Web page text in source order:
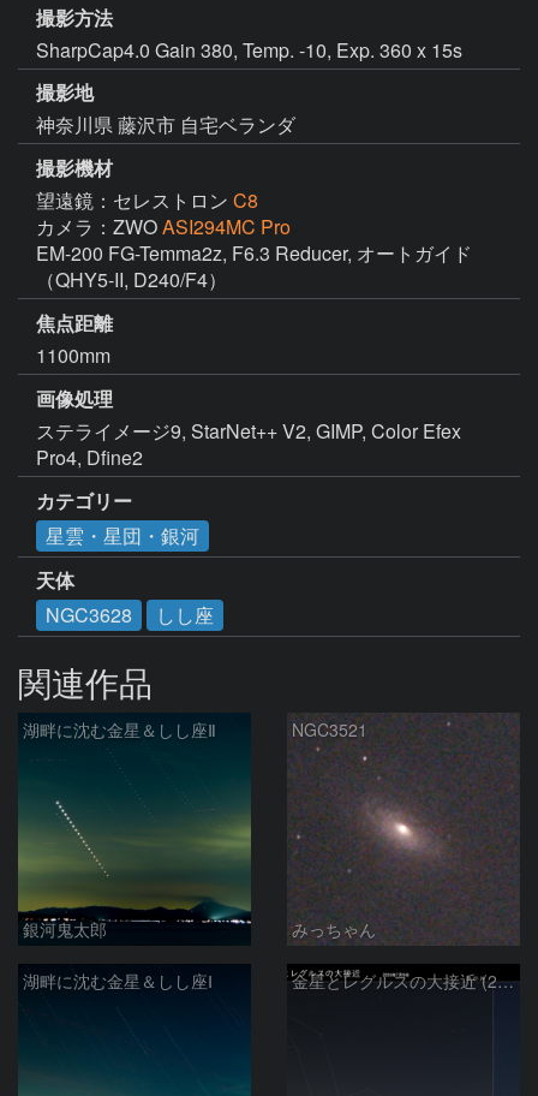
撮影方法
SharpCap4.0 Gain 380, Temp. -10, Exp. 360 x 15s
撮影地
神奈川県 藤沢市 自宅ベランダ
撮影機材
望遠鏡：セレストロン C8
カメラ：ZWOASI294MC Pro
EM-200 FG-Temma2z, F6.3 Reducer, オートガイド
（QHY5-II, D240/F4）
焦点距離
1100mm
画像処理
ステライメージ9, StarNet++ V2, GIMP, Color Efex
Pro4, Dfine2
カテゴリー
星雲・星団・銀河
天体
NGC3628
しし座
関連作品
湖畔に沈む金星＆しし座Ⅱ
銀河鬼太郎
NGC3521
みっちゃん
湖畔に沈む金星＆しし座Ⅰ 金星とレグルスの大接近 (2026/07/09)